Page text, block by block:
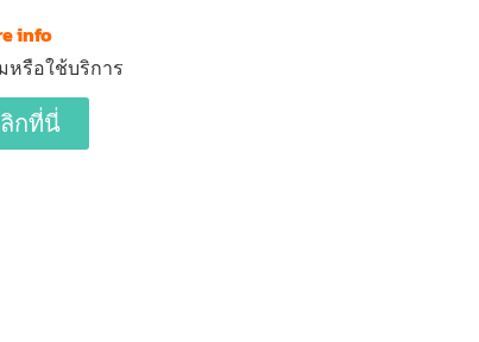
info
หรือใช้บริการ
กที่นี่